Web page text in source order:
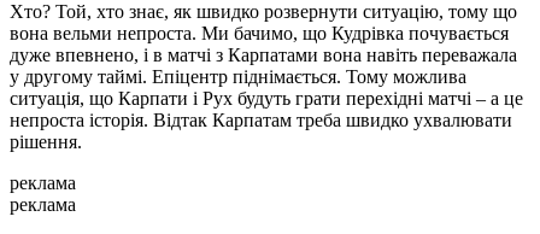
Хто? Той, хто знає, як швидко розвернути ситуацію, тому що
вона вельми непроста. Ми бачимо, що Кудрівка почувається
дуже впевнено, і в матчі з Карпатами вона навіть переважала
у другому таймі. Епіцентр піднімається. Тому можлива
ситуація, що Карпати і Рух будуть грати перехідні матчі – а це
непроста історія. Відтак Карпатам треба швидко ухвалювати
рішення.
реклама
реклама